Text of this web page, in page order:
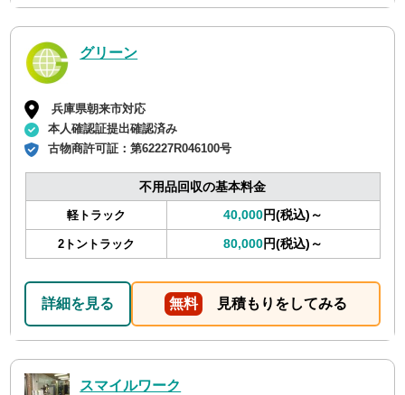
グリーン
兵庫県朝来市対応
本人確認証提出確認済み
古物商許可証：第62227R046100号
不用品回収の基本料金
軽トラック 40,000円(税込)～
2トントラック 80,000円(税込)～
詳細を見る 無料 見積もりをしてみる
スマイルワーク